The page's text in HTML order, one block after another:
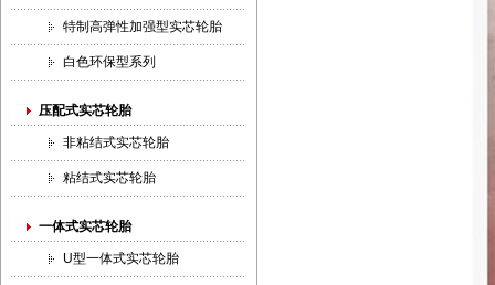
特制高弹性加强型实芯轮胎
白色环保型系列
压配式实芯轮胎
非粘结式实芯轮胎
粘结式实芯轮胎
一体式实芯轮胎
U型一体式实芯轮胎